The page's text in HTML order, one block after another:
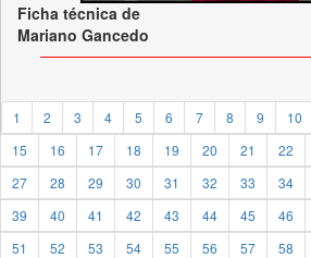
Ficha técnica de
Mariano Gancedo
1 2 3 4 5 6 7 8 9 10
15
16 17 18 19 20 21 22
27
28 29 30 31 32 33 34
39
40 41 42 43 44 45 46
51
52 53 54 55 56 57 58